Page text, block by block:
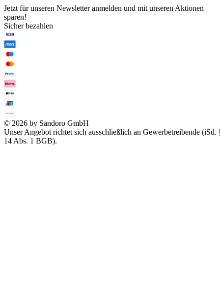
Jetzt für unseren Newsletter anmelden und mit unseren Aktionen
sparen!
Sicher bezahlen
© 2026 by Sandoro GmbH
Unser Angebot richtet sich ausschließlich an Gewerbetreibende (iSd.
14 Abs. 1 BGB).